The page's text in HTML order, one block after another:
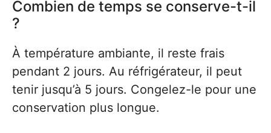
Combien de temps se conserve-t-il
?
À température ambiante, il reste frais
pendant 2 jours. Au réfrigérateur, il peut
tenir jusqu’à 5 jours. Congelez-le pour une
conservation plus longue.